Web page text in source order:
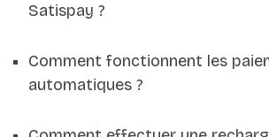
Satispay ?
Comment fonctionnent les
automatiques ?